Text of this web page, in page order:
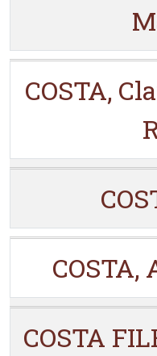
COSTA,
COSTA